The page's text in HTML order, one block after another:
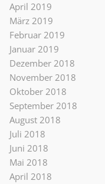
April 2019
März 2019
Februar 2019
Januar 2019
Dezember 2018
November 2018
Oktober 2018
September 2018
August 2018
Juli 2018
Juni 2018
Mai 2018
April 2018